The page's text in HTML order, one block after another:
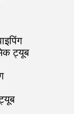
ट्यूब